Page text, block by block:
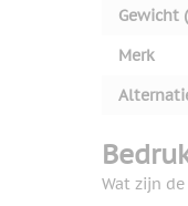
Gewicht
Merk
Wat zijn